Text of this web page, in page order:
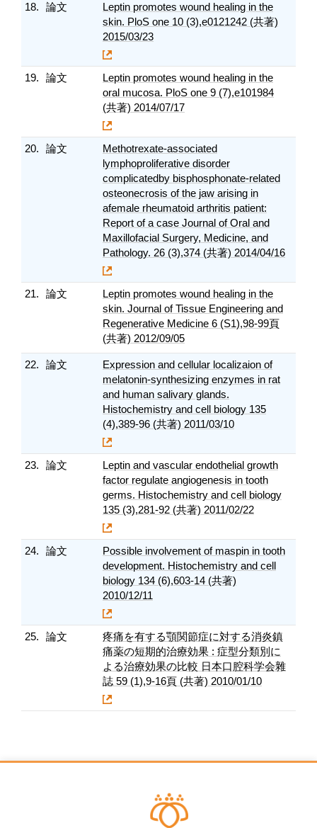
18. 論文
Leptin promotes wound healing in the
skin. PloS one 10 (3),e0121242 (共著)
2015/03/23
19. 論文
Leptin promotes wound healing in the
oral mucosa. PloS one 9 (7),e101984
(共著) 2014/07/17
20. 論文
Methotrexate-associated
lymphoproliferative disorder
complicatedby bisphosphonate-related
osteonecrosis of the jaw arising in
afemale rheumatoid arthritis patient:
Report of a case Journal of Oral and
Maxillofacial Surgery, Medicine, and
Pathology. 26 (3),374 (共著) 2014/04/16
21. 論文
Leptin promotes wound healing in the
skin. Journal of Tissue Engineering and
Regenerative Medicine 6 (S1),98-99頁
(共著) 2012/09/05
22. 論文
Expression and cellular localizaion of
melatonin-synthesizing enzymes in rat
and human salivary glands.
Histochemistry and cell biology 135
(4),389-96 (共著) 2011/03/10
23. 論文
Leptin and vascular endothelial growth
factor regulate angiogenesis in tooth
germs. Histochemistry and cell biology
135 (3),281-92 (共著) 2011/02/22
24. 論文
Possible involvement of maspin in tooth
development. Histochemistry and cell
biology 134 (6),603-14 (共著)
2010/12/11
25. 論文
疼痛を有する顎関節症に対する消炎鎮
痛薬の短期的治療効果 : 症型分類別に
よる治療効果の比較 日本口腔科学会雜
誌 59 (1),9-16頁 (共著) 2010/01/10